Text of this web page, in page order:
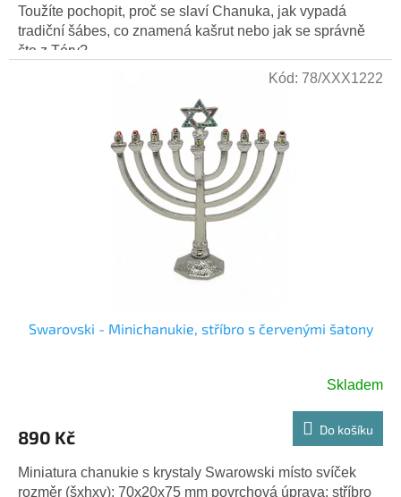
Toužíte pochopit, proč se slaví Chanuka, jak vypadá
tradiční šábes, co znamená kašrut nebo jak se správně
čte z Tóry?...
Swarovski - Minichanukie, stříbro s červenými šatony
Skladem
890 Kč Do košíku
Miniatura chanukie s krystaly Swarowski místo svíček
rozměr (šxhxv): 70x20x75 mm povrchová úprava: stříbro
Kód: 78/XXX1222